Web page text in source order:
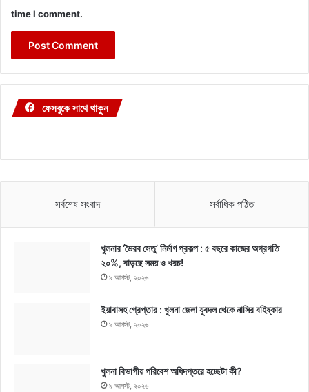
time I comment.
ফেসবুকে সাথে থাকুন
সর্বশেষ সংবাদ সর্বাধিক পঠিত
খুলনার ‘ভৈরব সেতু’ নির্মাণ প্রকল্প : ৫ বছরে কাজের অগ্রগতি
২০%, বাড়ছে সময় ও খরচ!
৯ আগস্ট, ২০২৬
ইয়াবাসহ গ্রেপ্তার : খুলনা জেলা যুবদল থেকে নাসির বহিষ্কার
৯ আগস্ট, ২০২৬
খুলনা বিভাগীয় পরিবেশ অধিদপ্তরে হচ্ছেটা কী?
৯ আগস্ট, ২০২৬